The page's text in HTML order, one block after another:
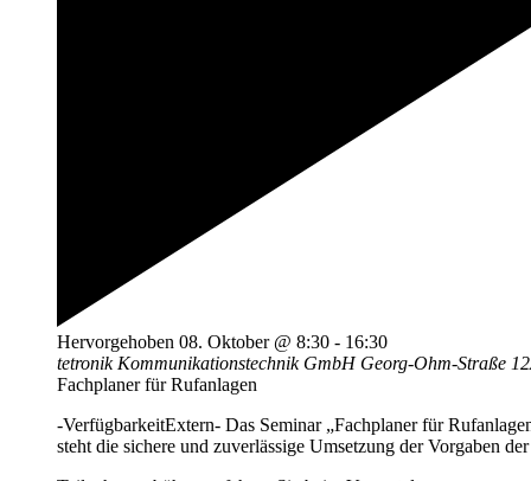
Hervorgehoben 08. Oktober @ 8:30 - 16:30
tetronik Kommunikationstechnik GmbH Georg-Ohm-Straße
Fachplaner für Rufanlagen
-VerfügbarkeitExtern- Das Seminar „Fachplaner für
steht die sichere und zuverlässige Umsetzung der Vorgaben